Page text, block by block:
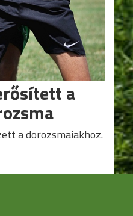
a
a dorozsmaiakhoz.